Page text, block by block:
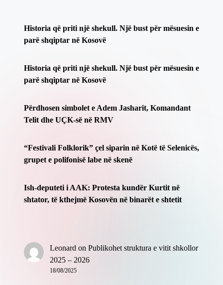
​Historia që priti një shekull. Një bust për mësuesin e
parë shqiptar në Kosovë
​Historia që priti një shekull. Një bust për mësuesin e
parë shqiptar në Kosovë
Përdhosen simbolet e Adem Jasharit, Komandant
Telit dhe UÇK-së në RMV
“Festivali Folklorik” çel siparin në Kotë të Selenicës,
grupet e polifonisë labe në skenë
Ish-deputeti i AAK: Protesta kundër Kurtit në
shtator, të kthejmë Kosovën në binarët e shtetit
Leonard on Publikohet struktura e vitit shkollor
2025 – 2026
18/08/2025